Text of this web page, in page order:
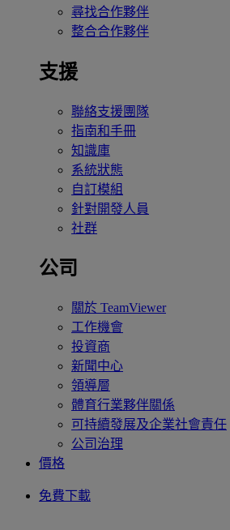
尋找合作夥伴
整合合作夥伴
支援
聯絡支援團隊
指南和手冊
知識庫
系統狀態
自訂模組
針對開發人員
社群
公司
關於 TeamViewer
工作機會
投資商
新聞中心
領導層
體育行業夥伴關係
可持續發展及企業社會責任
公司治理
價格
免費下載